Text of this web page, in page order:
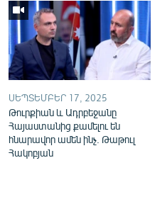
ՍԵՊՏԵՄԲԵՐ 17, 2025
Թուրքիան և Ադրբեջանը
Հայաստանից քամելու են
հնարավոր ամեն ինչ. Թաթուլ
Հակոբյան